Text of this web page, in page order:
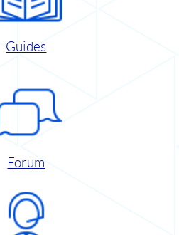
Guides
Forum